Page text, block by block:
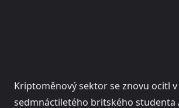
Kriptoměnový sektor se znovu ocitl
sedmnáctiletého britského